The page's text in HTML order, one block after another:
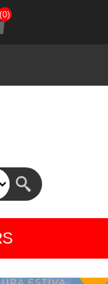
(0)